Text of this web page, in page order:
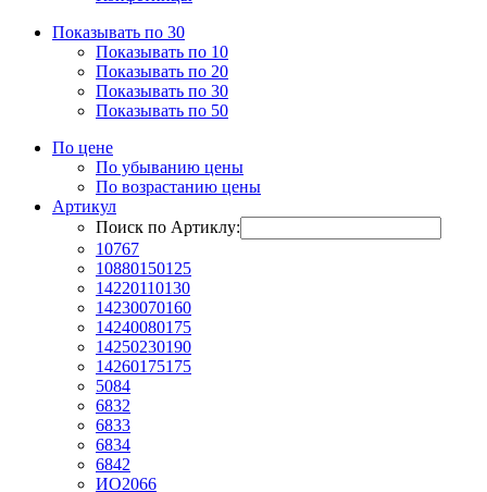
Показывать по 30
Показывать по 10
Показывать по 20
Показывать по 30
Показывать по 50
По цене
По убыванию цены
По возрастанию цены
Артикул
Поиск по Артиклу:
10767
10880150125
14220110130
14230070160
14240080175
14250230190
14260175175
5084
6832
6833
6834
6842
ИО2066